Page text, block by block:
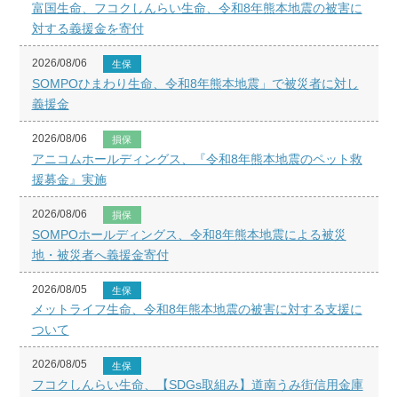
富国生命、フコクしんらい生命、令和8年熊本地震の被害に
対する義援金を寄付
2026/08/06 生保
SOMPOひまわり生命、令和8年熊本地震」で被災者に対し
義援金
2026/08/06 損保
アニコムホールディングス、『令和8年熊本地震のペット救
援募金』実施
2026/08/06 損保
SOMPOホールディングス、令和8年熊本地震による被災
地・被災者へ義援金寄付
2026/08/05 生保
メットライフ生命、令和8年熊本地震の被害に対する支援に
ついて
2026/08/05 生保
フコクしんらい生命、【SDGs取組み】道南うみ街信用金庫